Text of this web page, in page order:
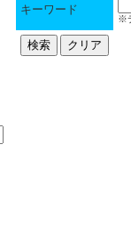
キーワード
※